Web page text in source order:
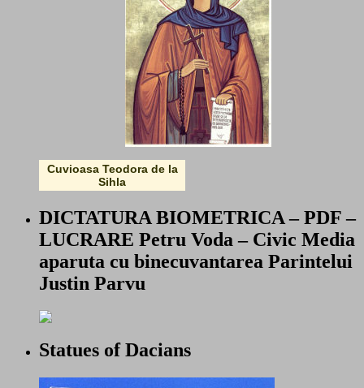
Cuvioasa Teodora de la
Sihla
DICTATURA BIOMETRICA – PDF –
LUCRARE Petru Voda – Civic Media
aparuta cu binecuvantarea Parintelui
Justin Parvu
Statues of Dacians